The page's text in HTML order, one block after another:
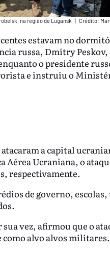
na região de Lugansk Crédito:
estavam no
russa, Dmitry
o presidente
e instruiu o
atacaram a capital
Aérea Ucraniana, o
respectivamente.
de governo,
vez, afirmou que o
alvo alvos militares.